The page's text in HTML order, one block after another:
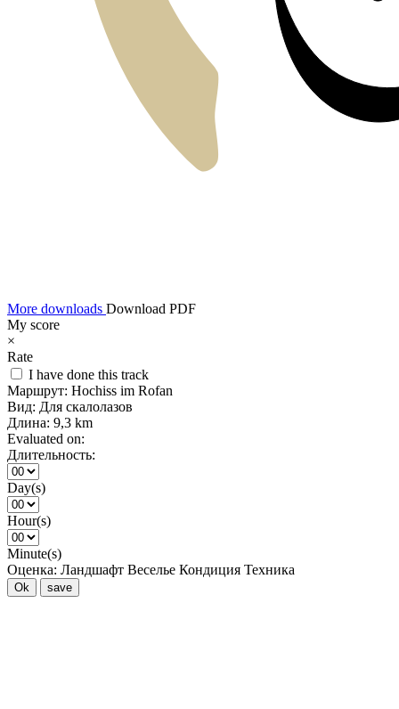
More downloads Download PDF
My score
×
Rate
I have done this track
Маршрут: Hochiss im Rofan
Вид: Для скалолазов
Длина: 9,3 km
Evaluated on:
Длительность:
Day(s)
Hour(s)
Minute(s)
Оценка: Ландшафт Веселье Кондиция Техника
Ok save